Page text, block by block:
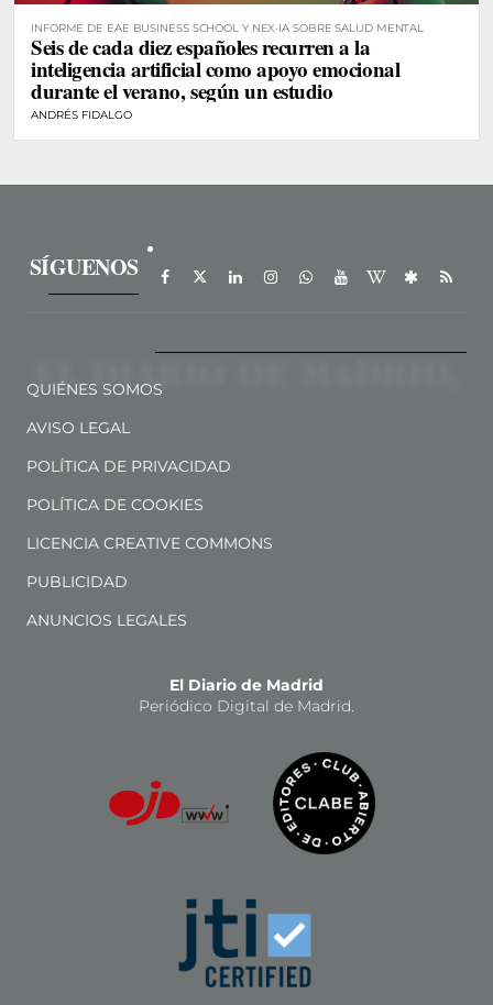
INFORME DE EAE BUSINESS SCHOOL Y NEX·IA SOBRE SALUD MENTAL
Seis de cada diez españoles recurren a la
inteligencia artificial como apoyo emocional
durante el verano, según un estudio
ANDRÉS FIDALGO
SÍGUENOS
QUIÉNES SOMOS
AVISO LEGAL
POLÍTICA DE PRIVACIDAD
POLÍTICA DE COOKIES
LICENCIA CREATIVE COMMONS
PUBLICIDAD
ANUNCIOS LEGALES
El Diario de Madrid
Periódico Digital de Madrid.